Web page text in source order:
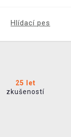
Hlídací pes
25 let
zkušeností